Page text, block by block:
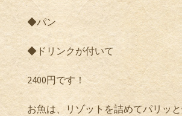
◆パン
◆ドリンクが付いて
2400円です！
お魚は、リゾットを詰めてパリッ